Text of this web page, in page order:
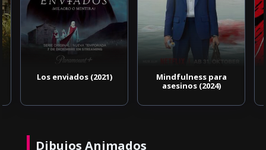
Los enviados (2021)
Mindfulness para
asesinos (2024)
Dibujos Animados